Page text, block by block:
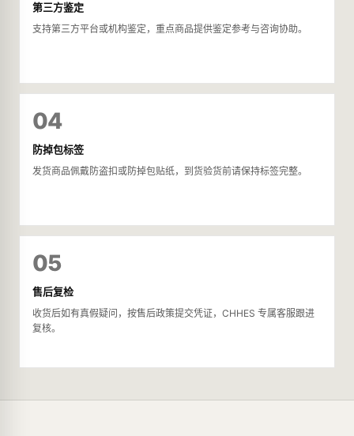
第三方鉴定
支持第三方平台或机构鉴定，重点商品提供鉴定参考与咨询协助。
04
防掉包标签
发货商品佩戴防盗扣或防掉包贴纸，到货验货前请保持标签完整。
05
售后复检
收货后如有真假疑问，按售后政策提交凭证，CHHES 专属客服跟进
复核。